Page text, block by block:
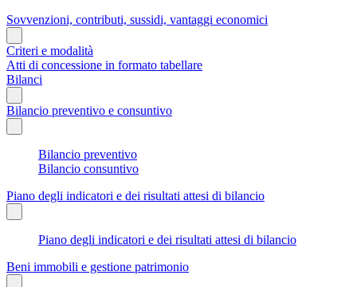
Sovvenzioni, contributi, sussidi, vantaggi economici
Criteri e modalità
Atti di concessione in formato tabellare
Bilanci
Bilancio preventivo e consuntivo
Bilancio preventivo
Bilancio consuntivo
Piano degli indicatori e dei risultati attesi di bilancio
Piano degli indicatori e dei risultati attesi di bilancio
Beni immobili e gestione patrimonio